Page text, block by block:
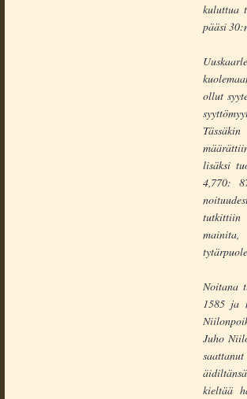
kuluttua
pääsi
ollut
lisäksi
4,770:
tutkittiin
Noitana
1585 ja
Juho
kieltää